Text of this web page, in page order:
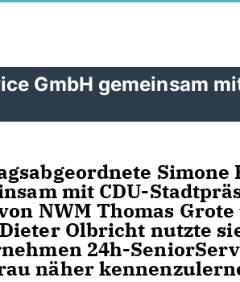
GmbH gemeinsam
Simone
mit CDU-
NWM Thomas Grote
Olbricht nutzte
24h-
näher